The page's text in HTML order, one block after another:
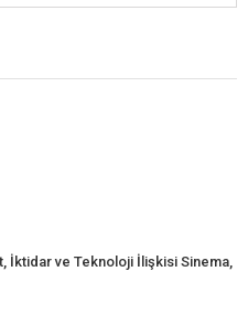
İktidar ve Teknoloji İlişkisi Sinema,